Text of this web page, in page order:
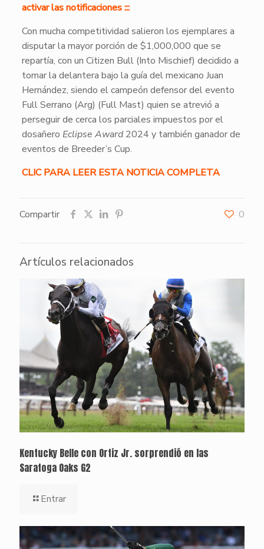
activar las notificaciones :::
Con mucha competitividad salieron los ejemplares a
disputar la mayor porción de $1,000,000 que se
repartía, con un Citizen Bull (Into Mischief) decidido a
tomar la delantera bajo la guía del mexicano Juan
Hernández, siendo el campeón defensor del evento
Full Serrano (Arg) (Full Mast) quien se atrevió a
perseguir de cerca los parciales impuestos por el
dosañero Eclipse Award2024 y también ganador de
eventos de Breeder’s Cup.
CLIC PARA LEER ESTA NOTICIA COMPLETA
Compartir 0
Artículos relacionados
Kentucky Belle con Ortiz Jr. sorprendió en las
Saratoga Oaks G2
Entrar